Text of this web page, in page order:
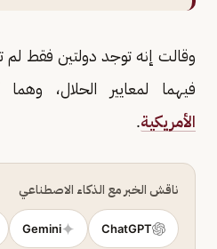
وقالت إنه توجد دولتين فقط لم
فيهما لمعايير الحلال،
الأمريكية.
ناقش الخبر مع الذكاء الاصطناعي
ChatGPT
Gemini